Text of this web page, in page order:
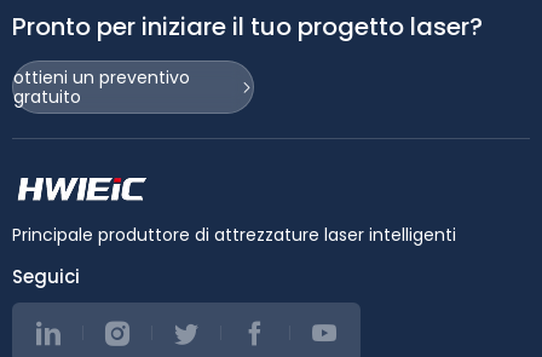
Pronto per iniziare il tuo progetto laser?
ottieni un preventivo
gratuito
Principale produttore di attrezzature laser intelligenti
Seguici